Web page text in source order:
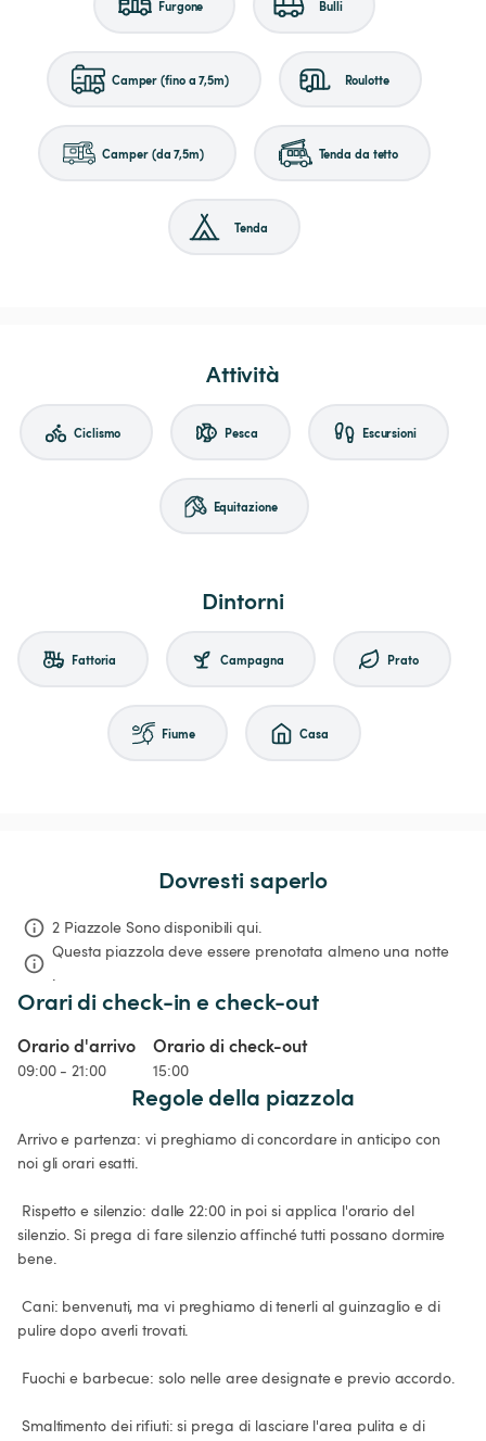
Furgone Bulli
Camper (fino a 7,5m) Roulotte
Camper (da 7,5m) Tenda da tetto
Tenda
Attività
Ciclismo Pesca Escursioni
Equitazione
Dintorni
Fattoria Campagna Prato
Fiume Casa
Dovresti saperlo
2 Piazzole Sono disponibili qui.
Questa piazzola deve essere prenotata almeno una notte
.
Orari di check-in e check-out
Orario d'arrivo
09:00 - 21:00
Orario di check-out
15:00
Regole della piazzola
Arrivo e partenza: vi preghiamo di concordare in anticipo con
noi gli orari esatti.
silenzio. Si prega di fare silenzio affinché tutti possano dormire
bene.
pulire dopo averli trovati.